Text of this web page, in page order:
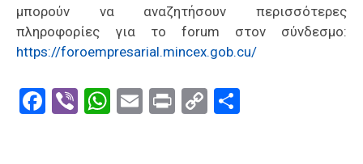
μπορούν να αναζητήσουν περισσότερες
πληροφορίες για το forum στον σύνδεσμο:
https://foroempresarial.mincex.gob.cu/
Facebook
ViberWhatsApp
EmailPrintCopy